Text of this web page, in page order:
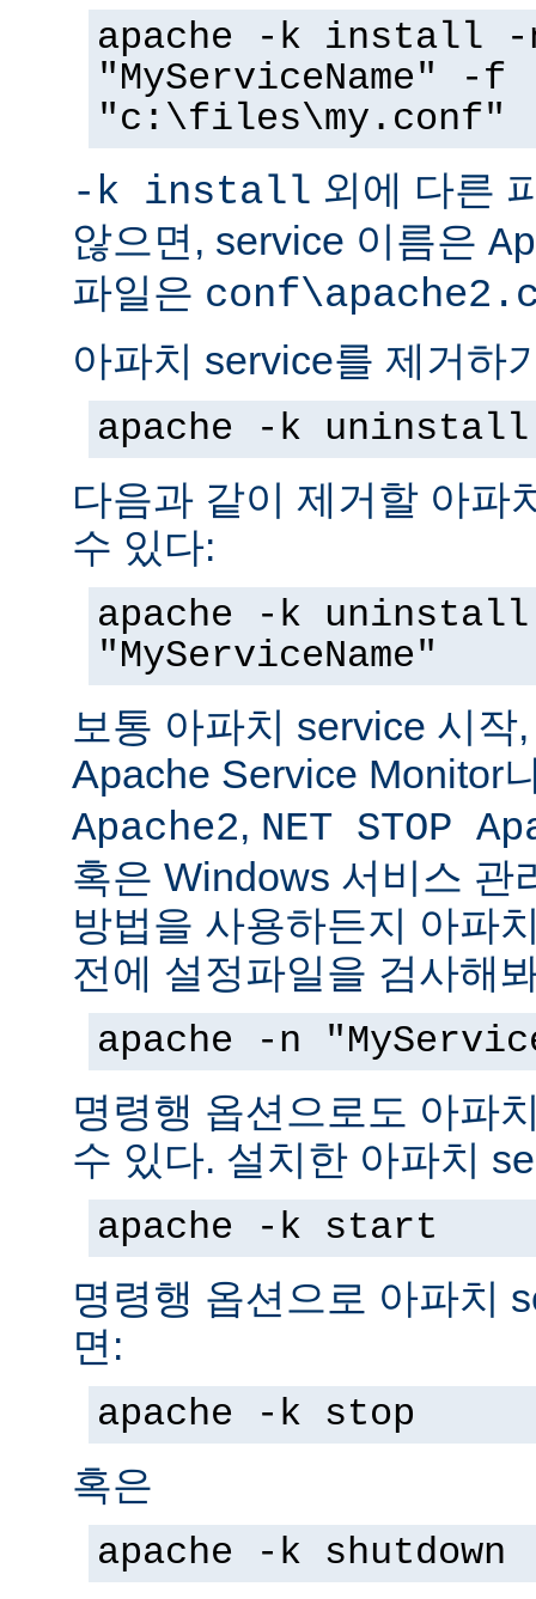
apache -k install -
"MyServiceName" -f
"c:\files\my.conf"
-k install 외에 다른
않으면, service 이름은
파일은
아파치 service를 제거하
apache -k uninstall
다음과 같이 제거할 아파
수 있다:
apache -k
"MyServiceName"
보통 아파치 service 시작
Apache Service Monitor
Apache2, NET STOP
혹은 Windows 서비스 관
방법을 사용하든지 아파
전에 설정파일을 검사해
apache -n
명령행 옵션으로도 아파
수 있다. 설치한 아파치
apache -k start
명령행 옵션으로 아파치
면:
apache -k stop
혹은
apache -k shutdown